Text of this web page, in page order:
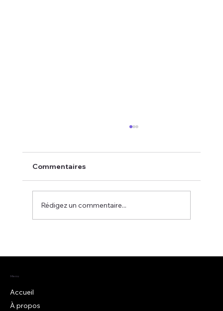
REVENU, FORMULE FORFAITAIRE
Commentaires
Rédigez un commentaire...
Menu
Accueil
À propos